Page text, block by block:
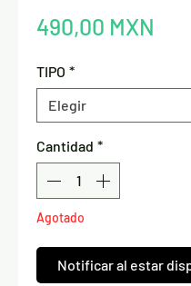
490,00 MXN
TIPO *
Cantidad *
Agotado
Notificar al estar